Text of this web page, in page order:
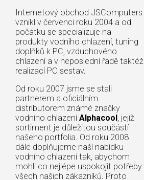
Internetový obchod JSComputers
vznikl v červenci roku 2004 a od
počátku se specializuje na
produkty vodního chlazení, tuning
doplňků k PC, vzduchového
chlazení a v neposlední řadě taktéž
realizací PC sestav.
Od roku 2007 jsme se stali
partnerem a oficiálním
distributorem známé značky
vodního chlazení Alphacool, jejíž
sortiment je důležitou součástí
našeho portfolia. Od roku 2008
dále doplňujeme naší nabídku
vodního chlazení tak, abychom
mohli co nejlépe uspokojit potřeby
všech našich zákazníků. Proto